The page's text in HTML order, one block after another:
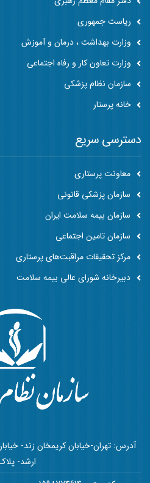
ریاست جمهوری
وزارت بهداشت ، درمان و آموزش
وزارت تعاون کار و رفاه اجتماعی
سازمان نظام پزشکی
خانه پرستار
آدرس: تهران-خیابان کریمخان زند-
ارشد- پلاک
دسترسی سریع
معاونت پرستاری
سازمان پزشکی قانونی
سازمان بیمه سلامت ایران
سازمان تامین اجتماعی
مرکز تحقیقات مراقبت‌های پرستاری
دبیرخانه شورای عالی بیمه سلامت